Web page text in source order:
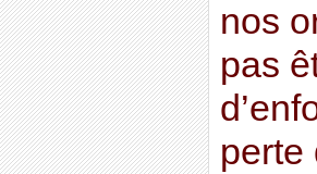
nos
pas
perte